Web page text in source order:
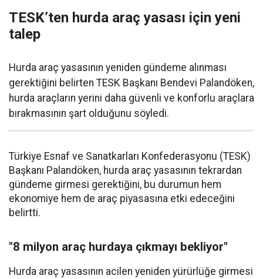
TESK’ten hurda araç yasası için yeni
talep
Hurda araç yasasının yeniden gündeme alınması
gerektiğini belirten TESK Başkanı Bendevi Palandöken,
hurda araçların yerini daha güvenli ve konforlu araçlara
bırakmasının şart olduğunu söyledi.
Türkiye Esnaf ve Sanatkarları Konfederasyonu (TESK)
Başkanı Palandöken, hurda araç yasasının tekrardan
gündeme girmesi gerektiğini, bu durumun hem
ekonomiye hem de araç piyasasına etki edeceğini
belirtti.
"8 milyon araç hurdaya çıkmayı bekliyor"
Hurda araç yasasının acilen yeniden yürürlüğe girmesi